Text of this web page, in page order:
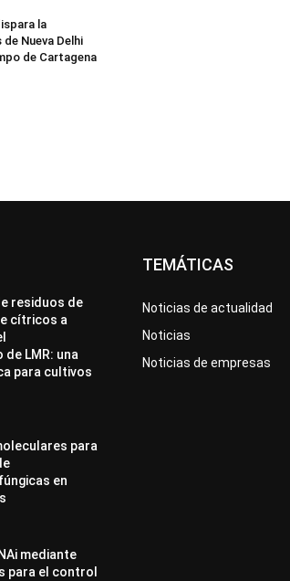
la
Nueva Delhi
de Cartagena
residuos de
cítricos a
LMR: una
para cultivos
para
en
mediante
para el control
TEMÁTICAS
Noticias de actualidad
Noticias
Noticias de empresas